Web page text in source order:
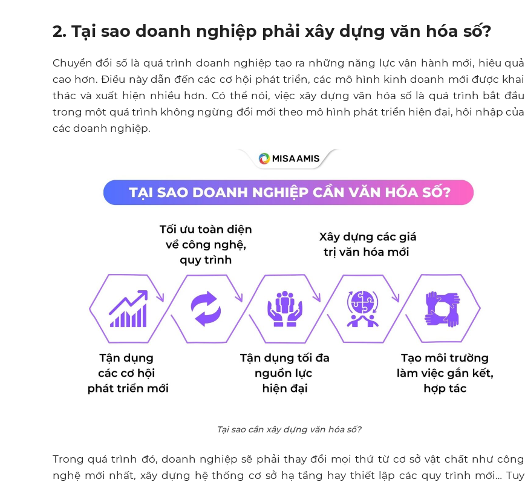
2. Tại sao doanh nghiệp phải xây dựng văn hóa số?
Chuyển đổi số là quá trình doanh nghiệp tạo ra những năng lực vận hành mới, hiệu quả
cao hơn. Điều này dẫn đến các cơ hội phát triển, các mô hình kinh doanh mới được khai
thác và xuất hiện nhiều hơn. Có thể nói, việc xây dựng văn hóa số là quá trình bắt đầu
trong một quá trình không ngừng đổi mới theo mô hình phát triển hiện đại, hội nhập của
các doanh nghiệp.
Tại sao cần xây dựng văn hóa số?
Trong quá trình đó, doanh nghiệp sẽ phải thay đổi mọi thứ từ cơ sở vật chất như công
nghệ mới nhất, xây dựng hệ thống cơ sở hạ tầng hay thiết lập các quy trình mới… Tuy